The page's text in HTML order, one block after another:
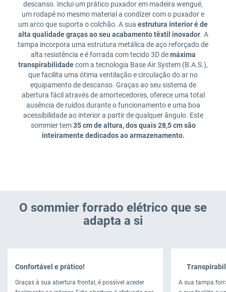
descanso. Inclui um prático puxador em madeira wengué,
um rodapé no mesmo material a condizer com o puxador e
um arco que suporta o colchão. A sua estrutura interior é de
alta qualidade graças ao seu acabamento têxtil inovador. A
tampa incorpora uma estrutura metálica de aço reforçado de
alta resistência e é forrada com tecido 3D demáxima
transpirabilidadecom a tecnologia Base Air System (B.A.S.),
que facilita uma ótima ventilação e circulação do ar no
equipamento de descanso. Graças ao seu sistema de
abertura fácil através de amortecedores, oferece uma total
ausência de ruídos durante o funcionamento e uma boa
acessibilidade ao interior a partir de qualquer ângulo. Este
sommier tem35 cm de altura, dos quais 28,5 cm são
inteiramente dedicados ao armazenamento.
O sommier forrado elétrico que se
adapta a si
Confortável e prático!
Graças à sua abertura frontal, é possível aceder
A sua tampa